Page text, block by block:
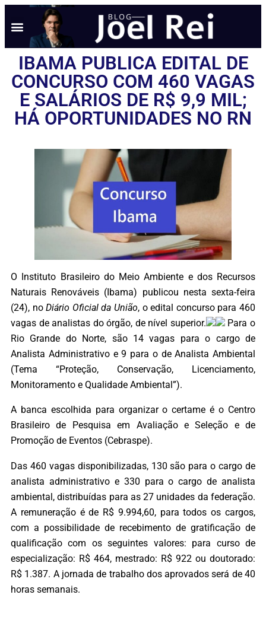
IBAMA PUBLICA EDITAL DE
CONCURSO COM 460 VAGAS
E SALÁRIOS DE R$ 9,9 MIL;
HÁ OPORTUNIDADES NO RN
O Instituto Brasileiro do Meio Ambiente e dos Recursos
Naturais Renováveis (Ibama) publicou nesta sexta-feira
(24), noDiário Oficial da União, o edital concurso para 460
vagas de analistas do órgão, de nível superior.
Para o
Rio Grande do Norte, são 14 vagas para o cargo de
Analista Administrativo e 9 para o de Analista Ambiental
(Tema “Proteção, Conservação, Licenciamento,
Monitoramento e Qualidade Ambiental”).
A banca escolhida para organizar o certame é o Centro
Brasileiro de Pesquisa em Avaliação e Seleção e de
Promoção de Eventos (Cebraspe).
Das 460 vagas disponibilizadas, 130 são para o cargo de
analista administrativo e 330 para o cargo de analista
ambiental, distribuídas para as 27 unidades da federação.
A remuneração é de R$ 9.994,60, para todos os cargos,
com a possibilidade de recebimento de gratificação de
qualificação com os seguintes valores: para curso de
especialização: R$ 464, mestrado: R$ 922 ou doutorado:
R$ 1.387. A jornada de trabalho dos aprovados será de 40
horas semanais.